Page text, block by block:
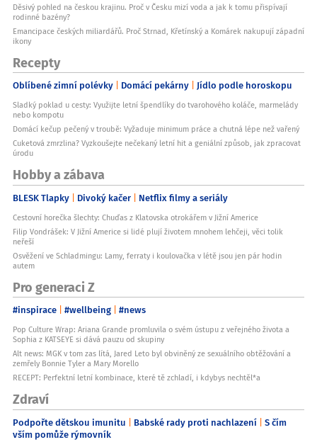
Děsivý pohled na českou krajinu. Proč v Česku mizí voda a jak k tomu přispívají
rodinné bazény?
Emancipace českých miliardářů. Proč Strnad, Křetínský a Komárek nakupují západní
ikony
Recepty
Oblíbené zimní polévky Domácí pekárny Jídlo podle horoskopu
Sladký poklad u cesty: Využijte letní špendlíky do tvarohového koláče, marmelády
nebo kompotu
Domácí kečup pečený v troubě: Vyžaduje minimum práce a chutná lépe než vařený
Cuketová zmrzlina? Vyzkoušejte nečekaný letní hit a geniální způsob, jak zpracovat
úrodu
Hobby a zábava
BLESK Tlapky Divoký kačer Netflix filmy a seriály
Cestovní horečka šlechty: Chuďas z Klatovska otrokářem v Jižní Americe
Filip Vondrášek: V Jižní Americe si lidé plují životem mnohem lehčeji, věci tolik
neřeší
Osvěžení ve Schladmingu: Lamy, ferraty i koulovačka v létě jsou jen pár hodin
autem
Pro generaci Z
#inspirace #wellbeing #news
Pop Culture Wrap: Ariana Grande promluvila o svém ústupu z veřejného života a
Sophia z KATSEYE si dává pauzu od skupiny
Alt news: MGK v tom zas lítá, Jared Leto byl obviněný ze sexuálního obtěžování a
zemřely Bonnie Tyler a Mary Morello
RECEPT: Perfektní letní kombinace, které tě zchladí, i kdybys nechtěl*a
Zdraví
Podpořte dětskou imunitu Babské rady proti nachlazení S čím
vším pomůže rýmovník